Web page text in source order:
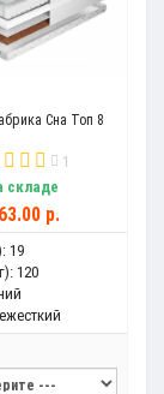
Сна Топ 8
1
складе
р.
19
120